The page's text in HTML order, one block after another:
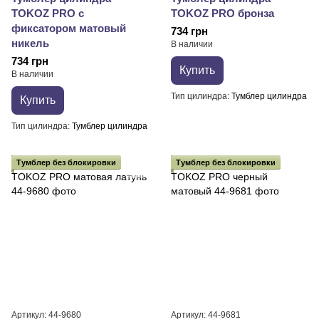
TOKOZ PRO с
фиксатором матовый
никель
734 грн
В наличии
Купить
Тип цилиндра Тумблер цилиндра
TOKOZ PRO бронза
734 грн
В наличии
Купить
Тип цилиндра Тумблер цилиндра
Тумблер без блокировки
Артикул: 44-9680
Тумблер без блокировки
Артикул: 44-9681